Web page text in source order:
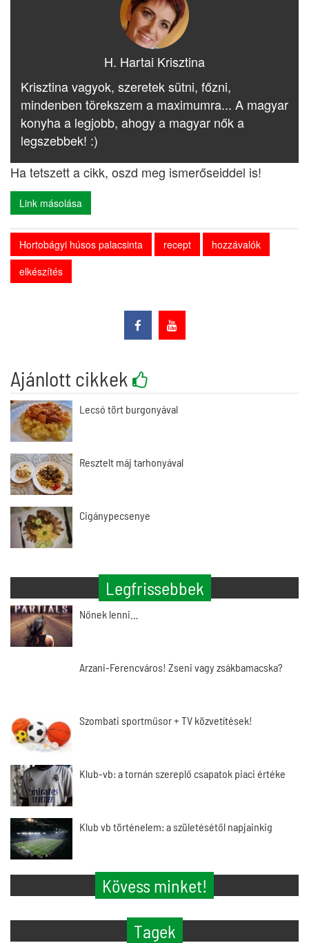
H. Hartai Krisztina
Krisztina vagyok, szeretek sütni, főzni,
mindenben törekszem a maximumra... A magyar
konyha a legjobb, ahogy a magyar nők a
legszebbek! :)
Ha tetszett a cikk, oszd meg ismerőseiddel is!
Link másolása
Hortobágyi húsos palacsinta recept
hozzávalók
elkészítés
Ajánlott cikkek
Lecsó tört burgonyával
Resztelt máj tarhonyával
Cigánypecsenye
Legfrissebbek
Nőnek lenni…
Arzani-Ferencváros! Zseni vagy zsákbamacska?
Szombati sportműsor + TV közvetítések!
Klub-vb: a tornán szereplő csapatok piaci értéke
Klub vb történelem: a születésétől napjainkig
Kövess minket!
Tagek